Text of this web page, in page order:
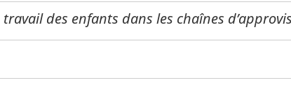
des enfants dans les chaînes